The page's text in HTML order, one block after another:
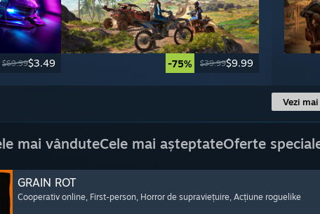
$69.99$3.49 -75% $39.99$9.99
Vezi
mai vânduteCele mai așteptateOferte
GRAIN ROT
Cooperativ online, First-person, Horror de supraviețuire, Acțiune roguelike